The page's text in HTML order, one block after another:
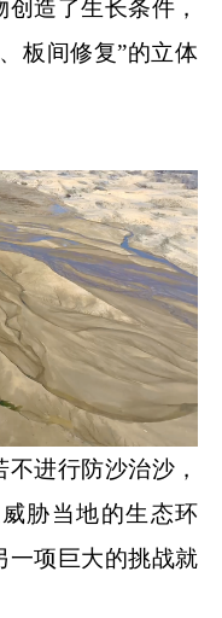
造了生长条件，
板间修复”的立体
进行防沙治沙，
胁当地的生态环
一项巨大的挑战就